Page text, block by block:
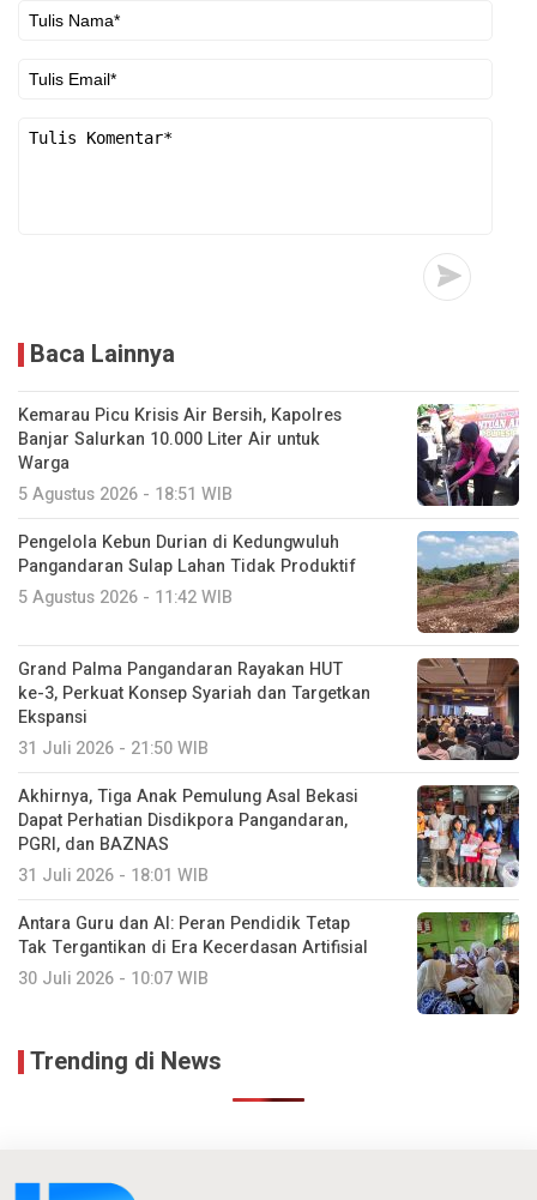
Baca Lainnya
Kemarau Picu Krisis Air Bersih, Kapolres
Banjar Salurkan 10.000 Liter Air untuk
Warga
5 Agustus 2026 - 18:51 WIB
Pengelola Kebun Durian di Kedungwuluh
Pangandaran Sulap Lahan Tidak Produktif ‎
5 Agustus 2026 - 11:42 WIB
Grand Palma Pangandaran Rayakan HUT
ke-3, Perkuat Konsep Syariah dan Targetkan
Ekspansi
31 Juli 2026 - 21:50 WIB
Akhirnya, Tiga Anak Pemulung Asal Bekasi
Dapat Perhatian Disdikpora Pangandaran,
PGRI, dan BAZNAS
31 Juli 2026 - 18:01 WIB
Antara Guru dan AI: Peran Pendidik Tetap
Tak Tergantikan di Era Kecerdasan Artifisial
30 Juli 2026 - 10:07 WIB
Trending di News